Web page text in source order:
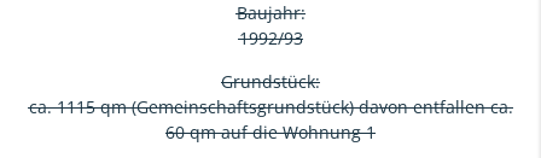
Baujahr:
1992/93
Grundstück:
ca. 1115 qm (Gemeinschaftsgrundstück) davon entfallen ca.
60 qm auf die Wohnung 1